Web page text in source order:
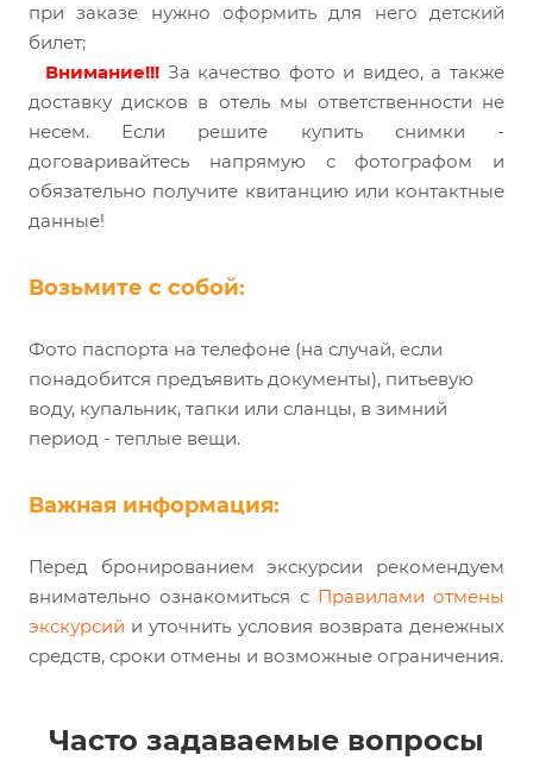
при заказе нужно оформить для него детский
билет;
Внимание!!! За качество фото и видео, а также
доставку дисков в отель мы ответственности не
несем. Если решите купить снимки -
договаривайтесь напрямую с фотографом и
обязательно получите квитанцию или контактные
данные!
Возьмите с собой:
Фото паспорта на телефоне (на случай, если
понадобится предъявить документы), питьевую
воду, купальник, тапки или сланцы, в зимний
период - теплые вещи.
Важная информация:
Перед бронированием экскурсии рекомендуем
внимательно ознакомиться с Правилами отмены
экскурсий и уточнить условия возврата денежных
средств, сроки отмены и возможные ограничения.
Часто задаваемые вопросы